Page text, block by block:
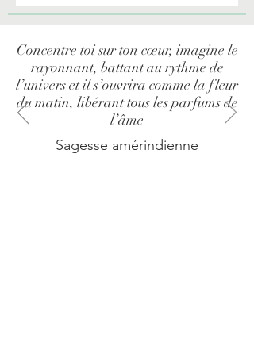
Concentre toi sur ton cœur, imagine le
rayonnant, battant au rythme de
l’univers et il s’ouvrira comme la fleur
du matin, libérant tous les parfums de
l’âme
Sagesse amérindienne